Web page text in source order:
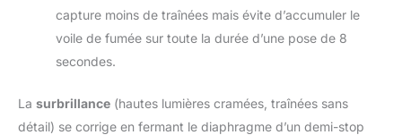
capture moins de traînées mais évite d’accumuler le
voile de fumée sur toute la durée d’une pose de 8
secondes.
La surbrillance (hautes lumières cramées, traînées sans
détail) se corrige en fermant le diaphragme d’un demi-stop